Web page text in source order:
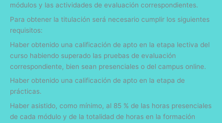
módulos y las actividades de evaluación correspondientes.
Para obtener la titulación será necesario cumplir los siguientes
requisitos:
Haber obtenido una calificación de apto en la etapa lectiva del
curso habiendo superado las pruebas de evaluación
correspondiente, bien sean presenciales o del campus online.
Haber obtenido una calificación de apto en la etapa de
prácticas.
Haber asistido, como mínimo, al 85 % de las horas presenciales
de cada módulo y de la totalidad de horas en la formación